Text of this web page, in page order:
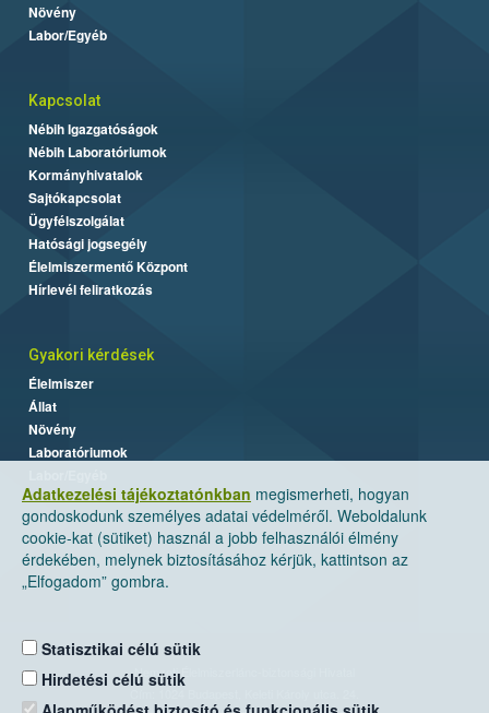
Adatkezelési tájékoztatónkban megismerheti, hogyan
gondoskodunk személyes adatai védelméről. Weboldalunk
cookie-kat (sütiket) használ a jobb felhasználói élmény
érdekében, melynek biztosításához kérjük, kattintson az
„Elfogadom” gombra.
Statisztikai célú sütik
Hirdetési célú sütik
Növény
Labor/Egyéb
Kapcsolat
Nébih Igazgatóságok
Nébih Laboratóriumok
Kormányhivatalok
Sajtókapcsolat
Ügyfélszolgálat
Hatósági jogsegély
Élelmiszermentő Központ
Hírlevél feliratkozás
Gyakori kérdések
Élelmiszer
Állat
Növény
Laboratóriumok
Nemzeti Élelmiszerlánc-biztonsági Hivatal